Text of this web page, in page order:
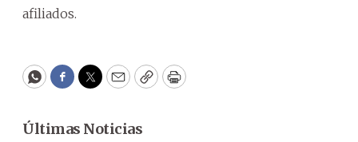
afiliados.
WhatsApp
Facebook
Twitter
EmailCopyPrint
Últimas Noticias